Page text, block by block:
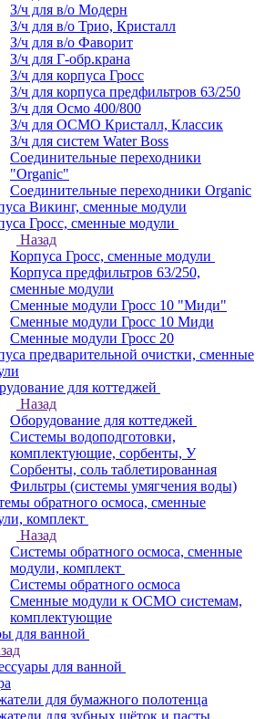
З/ч для в/о Модерн
З/ч для в/о Трио, Кристалл
З/ч для в/о Фаворит
З/ч для Г-обр.крана
З/ч для корпуса Гросс
З/ч для корпуса предфильтров 63/250
З/ч для Осмо 400/800
З/ч для ОСМО Кристалл, Классик
З/ч для систем Water Boss
Соединительные переходники
"Organic"
Соединительные переходники Organic
Викинг, сменные модули
Гросс, сменные модули
Назад
Корпуса Гросс, сменные модули
Корпуса предфильтров 63/250,
сменные модули
Сменные модули Гросс 10 "Миди"
Сменные модули Гросс 10 Миди
Сменные модули Гросс 20
предварительной очистки, сменные
для коттеджей
Назад
Оборудование для коттеджей
Системы водоподготовки,
комплектующие, сорбенты, У
Сорбенты, соль таблетированная
Фильтры (системы умягчения воды)
обратного осмоса, сменные
комплект
Назад
Системы обратного осмоса, сменные
модули, комплект
Системы обратного осмоса
Сменные модули к ОСМО системам,
комплектующие
для ванной
для ванной
для бумажного полотенца
для зубных щёток и пасты